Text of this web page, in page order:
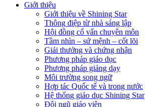
Giới thiệu
Giới thiệu về Shining Star
Thông điệp từ nhà sáng lập
Hội đồng cố vấn chuyên môn
Tầm nhìn – sứ mệnh – cốt lõi
Giải thưởng và chứng nhận
Phương pháp giáo dục
Phương pháp giảng dạy
Môi trường song ngữ
Hợp tác Quốc tế và trong nước
Hệ thống giáo dục Shining Star
Đội ngũ giáo viên